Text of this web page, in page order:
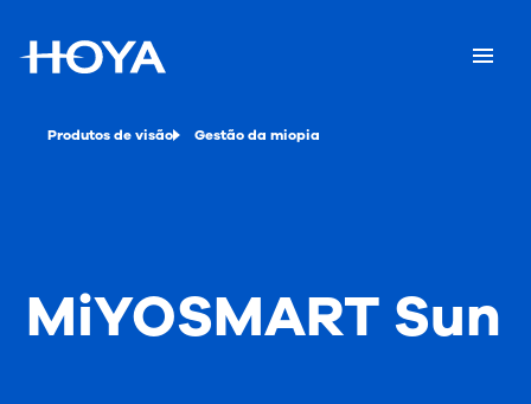
Produtos de visão Gestão da miopia
MiYOSMART Sun